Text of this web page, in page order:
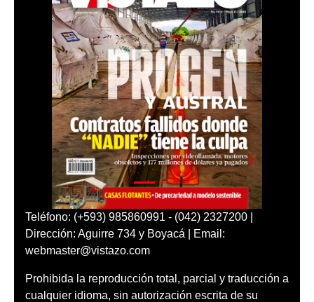
Teléfono: (+593) 985860991 - (042) 2327200 |
Dirección: Aguirre 734 y Boyacá | Email:
webmaster@vistazo.com
Prohibida la reproducción total, parcial y traducción a
cualquier idioma, sin autorización escrita de su